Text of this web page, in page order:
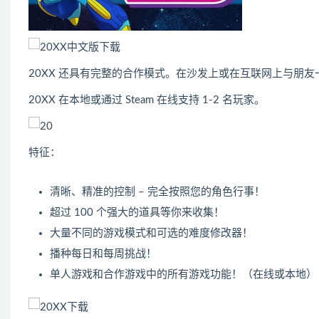
20XX 还具有完整的合作模式。在沙发上或在互联网上与朋友
20XX 在本地或通过 Steam 在线支持 1-2 名玩家。
特征：
清晰、精准的控制 – 完全按照您的角色行事！
超过 100 个强大的道具等你来收集！
大量不同的游戏模式和可选的难度修改器！
播种每日和每周挑战！
单人游戏和合作游戏中的所有游戏功能！（在线或本地）